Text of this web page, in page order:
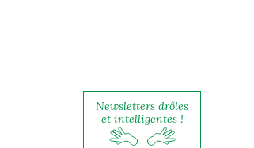
Newsletters drôles
et intelligentes !